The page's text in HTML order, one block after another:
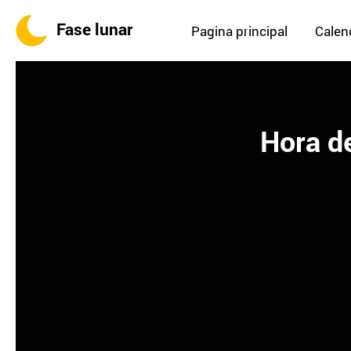
Fase lunar Pagina principal
Hora